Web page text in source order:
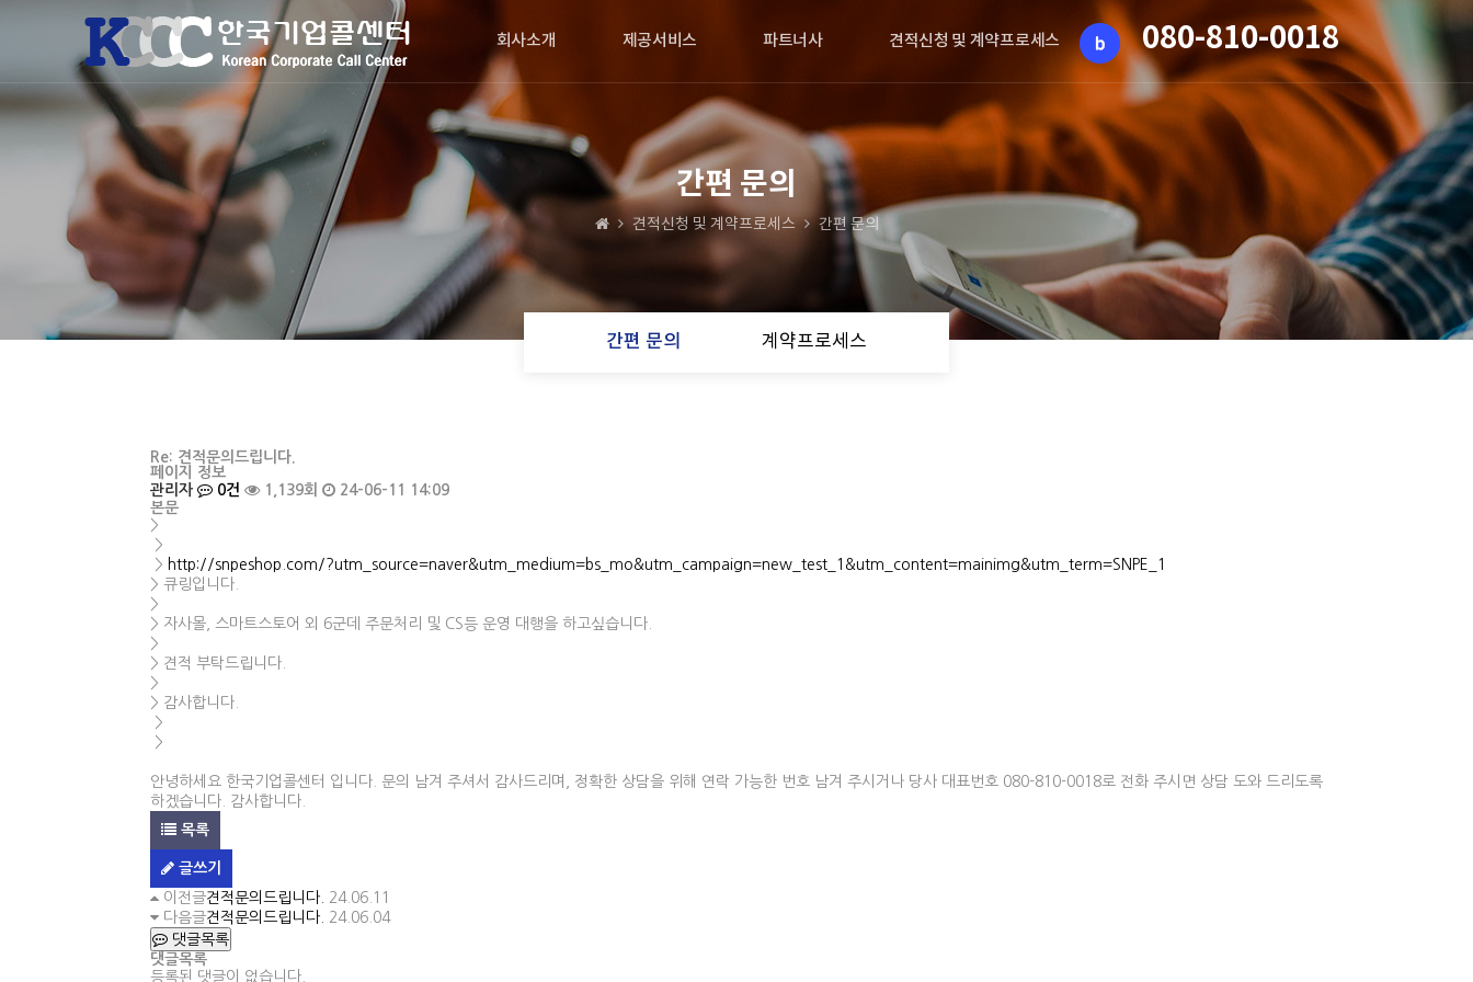
회사소개 제공서비스 파트너사 견적신청 및 계약프로세스 080-810-0018
간편 문의
견적신청 및 계약프로세스 간편 문의
간편 문의 계약프로세스
Re: 견적문의드립니다.
페이지 정보
관리자
0건 1,139회
24-06-11 14:09
본문
>
>
> http://snpeshop.com/?utm_source=naver&utm_medium=bs_mo&utm_campaign=new_test_1&utm_content=mainimg&utm_term=SNPE_1
> 큐링입니다.
>
> 자사몰, 스마트스토어 외 6군데 주문처리 및 CS등 운영 대행을 하고싶습니다.
>
> 견적 부탁드립니다.
>
> 감사합니다.
>
>
안녕하세요 한국기업콜센터 입니다. 문의 남겨 주셔서 감사드리며, 정확한 상담을 위해 연락 가능한 번호 남겨 주시거나 당사 대표번호 080-810-0018로 전화 주시면 상담 도와 드리도록
하겠습니다. 감사합니다.
목록
글쓰기
이전글견적문의드립니다.
24.06.11
다음글견적문의드립니다.
24.06.04
댓글목록
댓글목록
등록된 댓글이 없습니다.